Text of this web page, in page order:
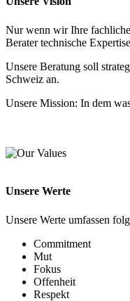
Nur wenn wir Ihre
Berater technische
Unsere Beratung soll
Schweiz an.
Unsere Mission: In dem
Unsere Werte
Unsere Werte umfassen
Commitment
Mut
Fokus
Offenheit
Respekt